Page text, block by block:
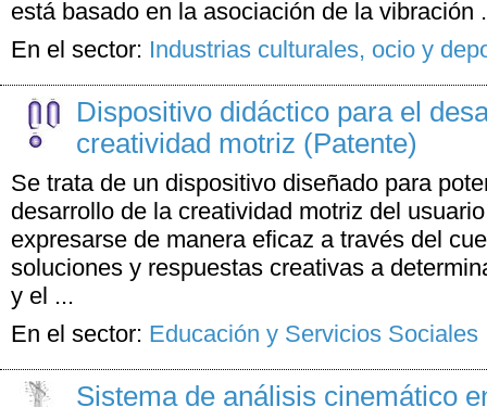
está basado en la asociación de la vibración
En el sector: Industrias culturales, ocio y
Dispositivo didáctico para el
creatividad motriz (Patente)
Se trata de un dispositivo diseñado para
desarrollo de la creatividad motriz del
expresarse de manera eficaz a través del
soluciones y respuestas creativas a
y el ...
En el sector: Educación y Servicios Sociales
Sistema de análisis cinemático